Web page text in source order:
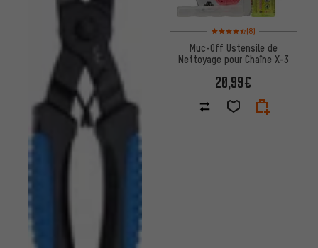
Note moyenne : 4,5 sur 5
(8)
Muc-Off Ustensile de
Nettoyage pour Chaîne X-3
20,99€